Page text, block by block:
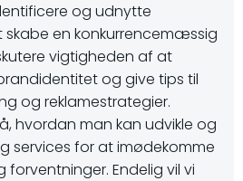
og udnytte
en konkurrencemæssig
vigtigheden af at
og give tips til
og reklamestrategier.
hvordan man kan udvikle og
services for at imødekomme
Endelig vil vi